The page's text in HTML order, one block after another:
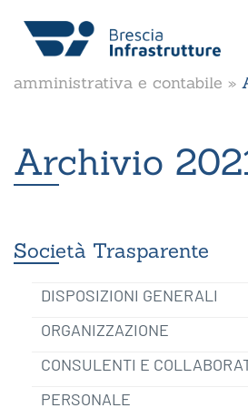
Home»Società Trasparente
amministrativa e contabile »
Archivio
Società Trasparente
DISPOSIZIONI GENERALI
ORGANIZZAZIONE
CONSULENTI E
PERSONALE